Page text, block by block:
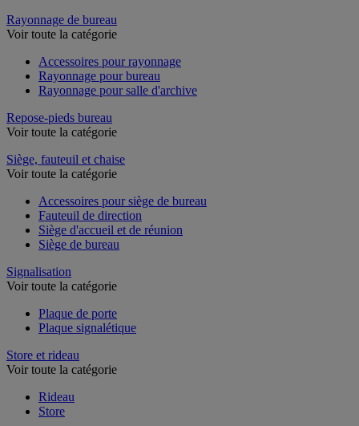
Rayonnage de bureau
Voir toute la catégorie
Accessoires pour rayonnage
Rayonnage pour bureau
Rayonnage pour salle d'archive
Repose-pieds bureau
Voir toute la catégorie
Siège, fauteuil et chaise
Voir toute la catégorie
Accessoires pour siège de bureau
Fauteuil de direction
Siège d'accueil et de réunion
Siège de bureau
Signalisation
Voir toute la catégorie
Plaque de porte
Plaque signalétique
Store et rideau
Voir toute la catégorie
Rideau
Store